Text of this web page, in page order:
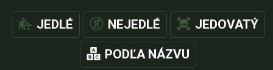
JEDLÉ NEJEDLÉ JEDOVATÝ
PODĽA NÁZVU